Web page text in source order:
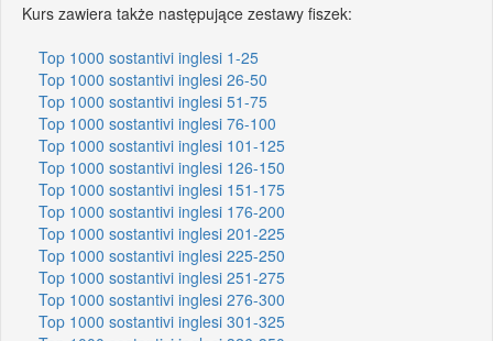
Kurs zawiera także następujące zestawy fiszek:
Top 1000 sostantivi inglesi 1-25
Top 1000 sostantivi inglesi 26-50
Top 1000 sostantivi inglesi 51-75
Top 1000 sostantivi inglesi 76-100
Top 1000 sostantivi inglesi 101-125
Top 1000 sostantivi inglesi 126-150
Top 1000 sostantivi inglesi 151-175
Top 1000 sostantivi inglesi 176-200
Top 1000 sostantivi inglesi 201-225
Top 1000 sostantivi inglesi 225-250
Top 1000 sostantivi inglesi 251-275
Top 1000 sostantivi inglesi 276-300
Top 1000 sostantivi inglesi 301-325